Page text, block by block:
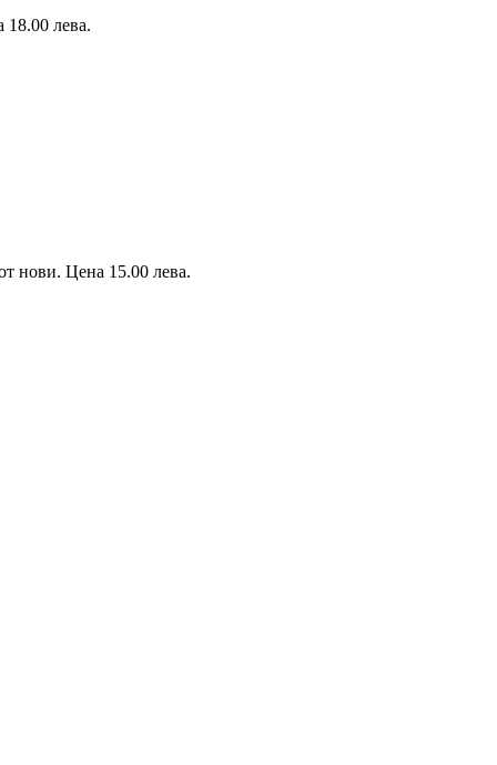
лева.
нови. Цена 15.00 лева.